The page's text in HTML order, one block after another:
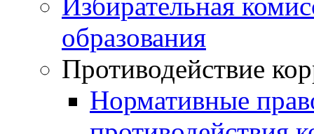
Избирательная
образования
Противодействие
Нормативные